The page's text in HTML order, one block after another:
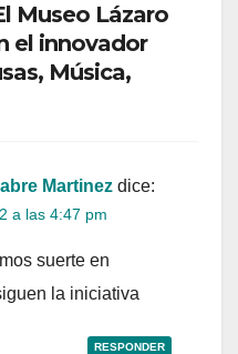
Museo Lázaro
el innovador
Música,
Martinez dice:
a las 4:47 pm
suerte en
la iniciativa
RESPONDER